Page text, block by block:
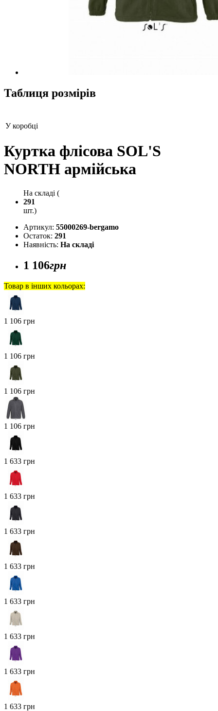
Таблиця розмірів
У коробці
Куртка флісова SOL'S
NORTH армійська
На складі (
291
шт.)
Артикул: 55000269-bergamo
Остаток: 291
Наявність: На складі
1 106грн
Товар в інших кольорах:
1 106 грн
1 106 грн
1 106 грн
1 106 грн
1 633 грн
1 633 грн
1 633 грн
1 633 грн
1 633 грн
1 633 грн
1 633 грн
1 633 грн